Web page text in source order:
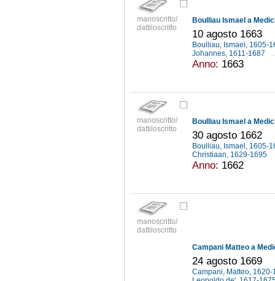
manoscritto/
dattiloscritto
Boulliau Ismael a
10 agosto 1663
Boulliau, Ismael, 1605-
Johannes, 1611-1687
Anno: 1663
manoscritto/
dattiloscritto
Boulliau Ismael a
30 agosto 1662
Boulliau, Ismael, 1605-
Christiaan, 1629-1695
Anno: 1662
manoscritto/
dattiloscritto
Campani Matteo a
24 agosto 1669
Campani, Matteo,